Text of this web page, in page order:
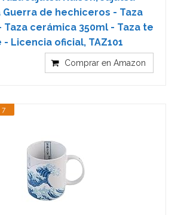
Guerra de hechiceros - Taza
Taza cerámica 350ml - Taza te
- Licencia oficial, TAZ101
Comprar en Amazon
7